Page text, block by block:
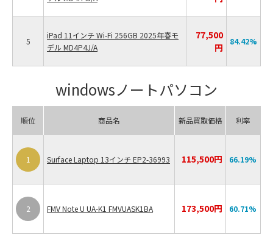
5
iPad 11インチ Wi-Fi 256GB 2025年春モ
デル MD4P4J/A
77,500
円
84.42%
windowsノートパソコン
順位 商品名 新品買取価格 利率
1 Surface Laptop 13インチ EP2-36993 115,500円 66.19%
2 FMV Note U UA-K1 FMVUASK1BA 173,500円 60.71%